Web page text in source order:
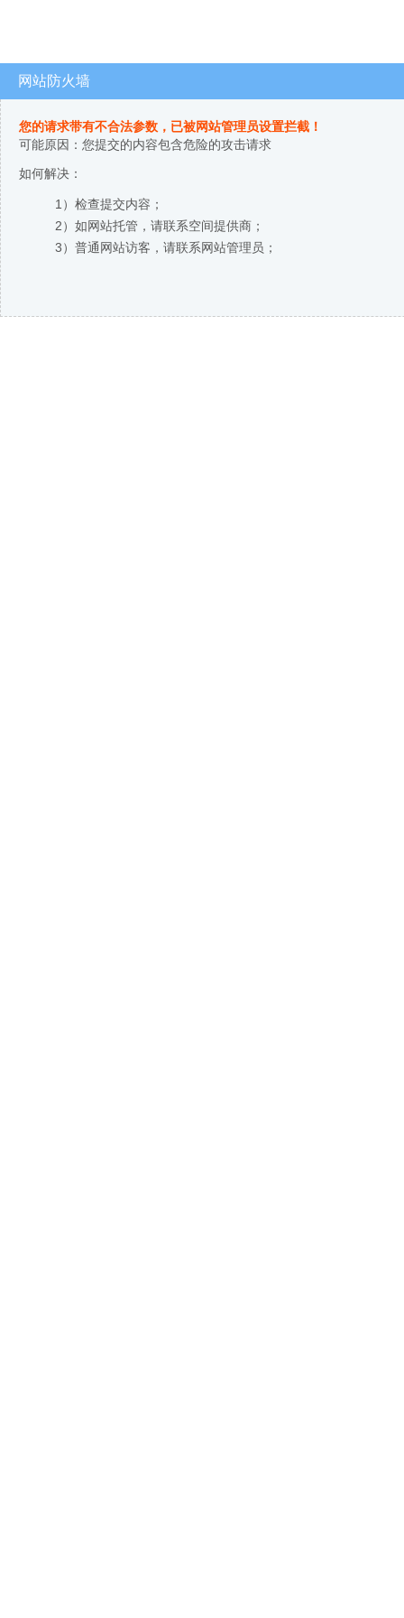
网站防火墙
您的请求带有不合法参数，已被网站管理员设置拦截！
可能原因：您提交的内容包含危险的攻击请求
如何解决：
1）检查提交内容；
2）如网站托管，请联系空间提供商；
3）普通网站访客，请联系网站管理员；